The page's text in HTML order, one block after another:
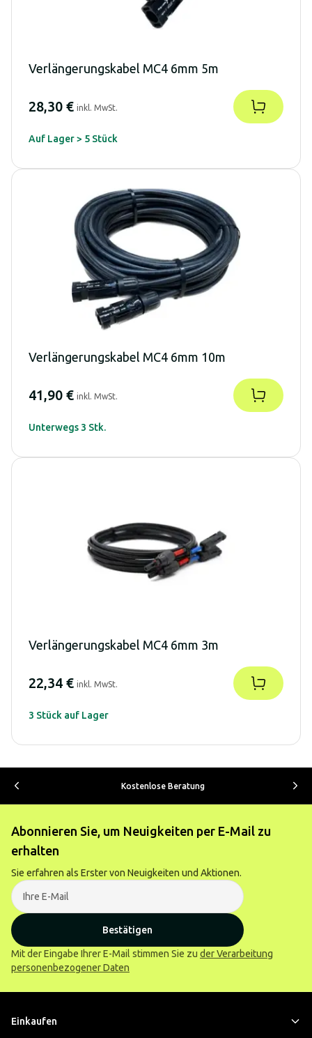
Verlängerungskabel MC4 6mm 5m
28,30 € inkl. MwSt.
Auf Lager > 5 Stück
Verlängerungskabel MC4 6mm 10m
41,90 € inkl. MwSt.
Unterwegs 3 Stk.
Verlängerungskabel MC4 6mm 3m
22,34 € inkl. MwSt.
3 Stück auf Lager
Kostenlose Beratung
Abonnieren Sie, um Neuigkeiten per E-Mail zu
erhalten
Sie erfahren als Erster von Neuigkeiten und Aktionen.
Bestätigen
Mit der Eingabe Ihrer E-Mail stimmen Sie zu der Verarbeitung
personenbezogener Daten
Einkaufen